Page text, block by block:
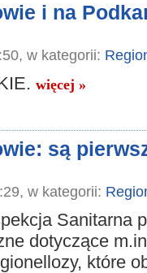
i na
w kategorii:
więcej »
są
w kategorii:
Sanitarna
dotyczące
które